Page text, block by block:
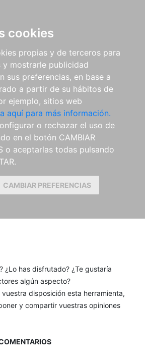
cookies
propias y de terceros para
y mostrarle publicidad
sus preferencias, en base a
a partir de su hábitos de
ejemplo, sitios web
aquí para más información.
o rechazar el uso de
en el botón CAMBIAR
o aceptarlas todas pulsando
CAMBIAR PREFERENCIAS
¿Lo has disfrutado? ¿Te gustaría
algún aspecto?
vuestra disposición esta herramienta,
y compartir vuestras opiniones